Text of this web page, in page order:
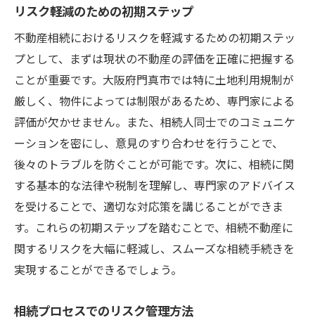
リスク軽減のための初期ステップ
不動産相続におけるリスクを軽減するための初期ステッ
プとして、まずは現状の不動産の評価を正確に把握する
ことが重要です。大阪府門真市では特に土地利用規制が
厳しく、物件によっては制限があるため、専門家による
評価が欠かせません。また、相続人同士でのコミュニケ
ーションを密にし、意見のすり合わせを行うことで、
後々のトラブルを防ぐことが可能です。次に、相続に関
する基本的な法律や税制を理解し、専門家のアドバイス
を受けることで、適切な対応策を講じることができま
す。これらの初期ステップを踏むことで、相続不動産に
関するリスクを大幅に軽減し、スムーズな相続手続きを
実現することができるでしょう。
相続プロセスでのリスク管理方法